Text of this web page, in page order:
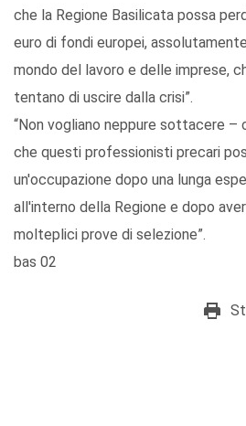
che la Regione Basilicata possa
euro di fondi europei,
mondo del lavoro e delle imprese,
tentano di uscire dalla crisi”.
“Non vogliano neppure sottacere
che questi professionisti precari
un'occupazione dopo una lunga
all'interno della Regione e dopo
molteplici prove di selezione”.
bas 02